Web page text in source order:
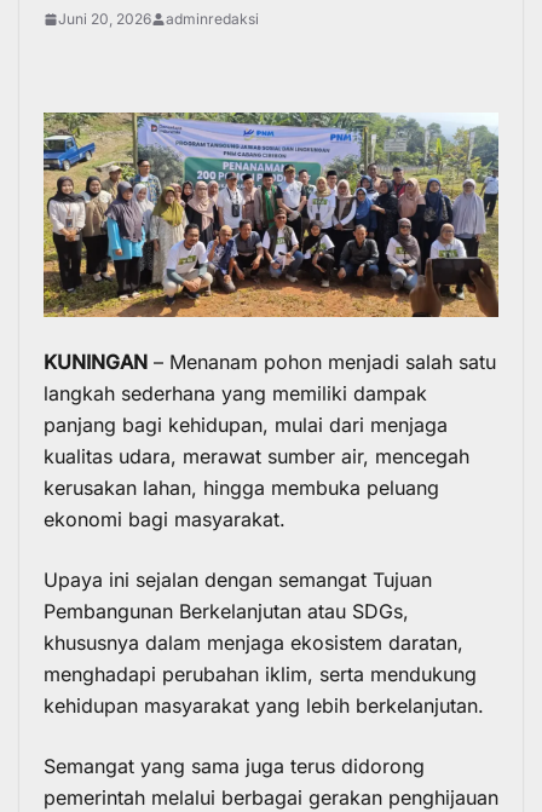
Juni 20, 2026 adminredaksi
KUNINGAN – Menanam pohon menjadi salah satu
langkah sederhana yang memiliki dampak
panjang bagi kehidupan, mulai dari menjaga
kualitas udara, merawat sumber air, mencegah
kerusakan lahan, hingga membuka peluang
ekonomi bagi masyarakat.
Upaya ini sejalan dengan semangat Tujuan
Pembangunan Berkelanjutan atau SDGs,
khususnya dalam menjaga ekosistem daratan,
menghadapi perubahan iklim, serta mendukung
kehidupan masyarakat yang lebih berkelanjutan.
Semangat yang sama juga terus didorong
pemerintah melalui berbagai gerakan penghijauan